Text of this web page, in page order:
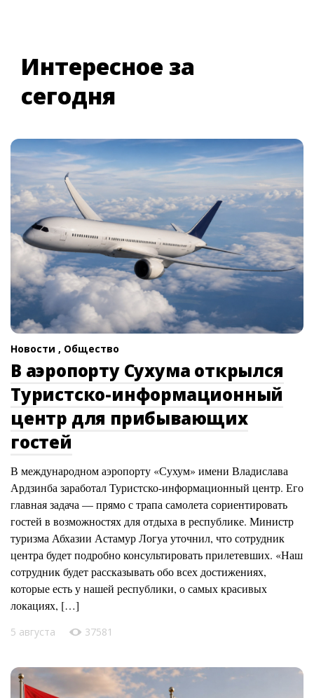
Интересное за
сегодня
Новости , Общество
В аэропорту Сухума открылся
Туристско-информационный
центр для прибывающих
гостей
В международном аэропорту «Сухум» имени Владислава
Ардзинба заработал Туристско-информационный центр. Его
главная задача — прямо с трапа самолета сориентировать
гостей в возможностях для отдыха в республике. Министр
туризма Абхазии Астамур Логуа уточнил, что сотрудник
центра будет подробно консультировать прилетевших. «Наш
сотрудник будет рассказывать обо всех достижениях,
которые есть у нашей республики, о самых красивых
локациях, […]
5 августа 37581